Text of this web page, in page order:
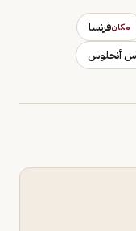
مكانفرنسا
أنجلوس